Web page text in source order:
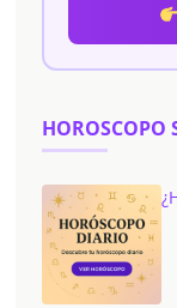
HOROSCOPO